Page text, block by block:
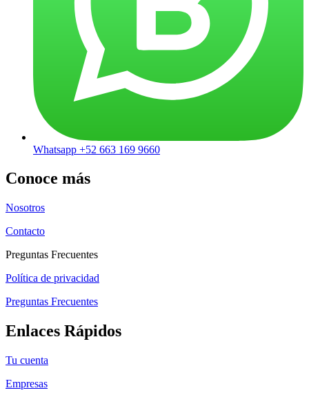
Whatsapp +52 663 169 9660
Conoce más
Nosotros
Contacto
Preguntas Frecuentes
Política de privacidad
Preguntas Frecuentes
Enlaces Rápidos
Tu cuenta
Empresas